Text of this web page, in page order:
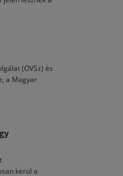
félévében
indít a Libri
Nagydíjat
(OVSz) és
a Magyar
kerül a